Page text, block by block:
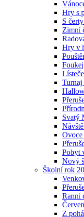
Hry s
S
Zimní
Hry v
Turnaj
Svatý
Ovoce
Pobyt
Nový
Školní rok
Ranní
Z